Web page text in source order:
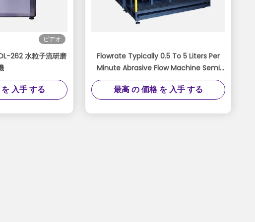
ビデオ
262 水粒子流研磨
入手 する
Flowrate Typically 0.5 To 5 Liters Per
Minute Abrasive Flow Machine Semi
automatic To Fully Automatic
Platform For Precision Surface
最高 の 価格 を 入手 する